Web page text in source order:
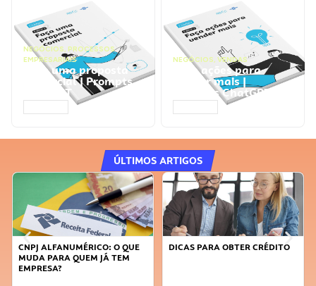
NEGÓCIOS, PROCESSOS
EMPRESARIAIS
Faça uma proposta
comercial | Prompts
ChatGPT
NEGÓCIOS, VENDAS
Faça ações para
vender mais |
Prompts ChatGPT
ÚLTIMOS ARTIGOS
DICAS PARA OBTER CRÉDITO
FAÇA A DIFERENÇA: SEJA